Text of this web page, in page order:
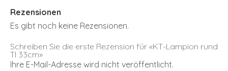
Rezensionen
Es gibt noch keine Rezensionen.
Schreiben Sie die erste Rezension für «KT-Lampion rund
TI 33cm»
Ihre E-Mail-Adresse wird nicht veröffentlicht.